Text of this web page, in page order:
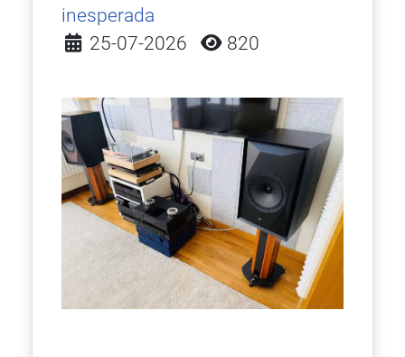
inesperada
Detalles
25-07-2026 820